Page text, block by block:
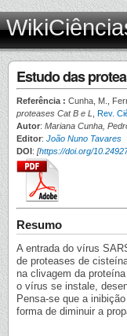
Estudo das
Referência : Cunha, M.,
proteases Cat B e L
Rev.
Autor: Mariana Cunha,
Editor: João Nuno Tavares
DOI: [https://doi.org/
Resumo
A entrada do vírus
de proteases de
na clivagem da
o vírus se instale,
Pensa-se que a
forma de diminuir a